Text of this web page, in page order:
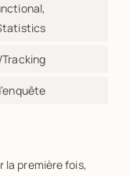
la première fois,